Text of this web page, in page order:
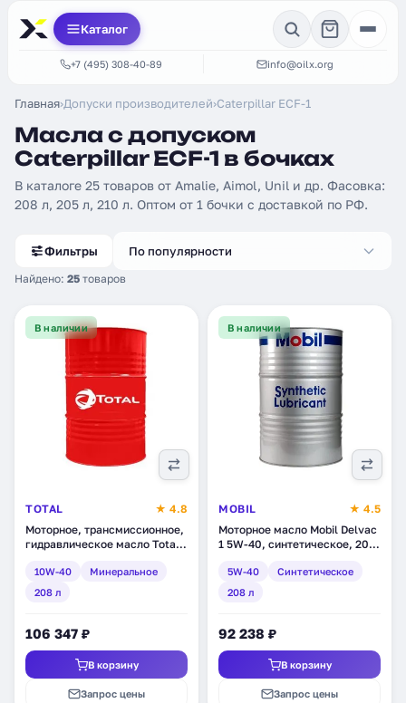
Каталог
+7 (495) 308-40-89 info@oilx.org
Главная›Допуски производителей›Caterpillar ECF-1
Масла с допуском
Caterpillar ECF-1 в бочках
В каталоге 25 товаров от Amalie, Aimol, Unil и др. Фасовка:
208 л, 205 л, 210 л. Оптом от 1 бочки с доставкой по РФ.
Фильтры
Найдено: 25 товаров
По популярности
В наличии
TOTAL
★ 4.8
Моторное, трансмиссионное,
гидравлическое масло Total
минеральное, 208 л
(RU148701)
10W-40
Минеральное
208 л
106 347 ₽
В корзину
Запрос цены
В наличии
MOBIL
★ 4.5
Моторное масло Mobil Delvac
1 5W-40, синтетическое, 208
5W-40
Синтетическое
208 л
92 238 ₽
В корзину
Запрос цены